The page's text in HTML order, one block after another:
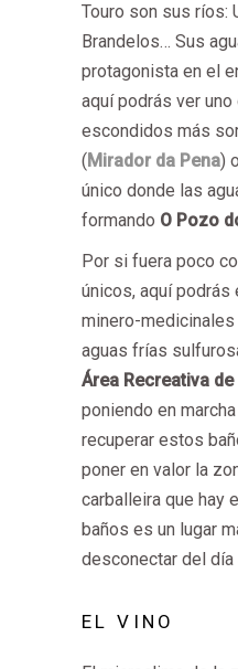
Touro son sus ríos:
Brandelos… Sus
protagonista en el
aquí podrás ver
escondidos más
(Mirador da Pena)
único donde las
formando O Pozo
Por si fuera poco
únicos, aquí podrás
minero-
aguas frías
Área Recreativa
poniendo en
recuperar estos
poner en valor la
carballeira que hay
baños es un lugar
desconectar del día
EL VINO